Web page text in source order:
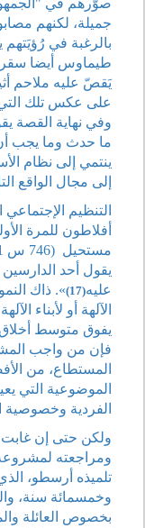
صوّرهم في
جميلة، لكنهم
بالرغبة في
طيماوس أيضا
يَقصّ عليه ملاحم
وفي نهاية القصة
ما حدث وما يجب
ينتمي إلى نظام
إلى مجال الواقع التاريخي
التنظيم
أفلاطون للمرة
مستحيل
يقول أحد
عليه(17)
». ذاك
يفوق متوسط أخلاق
فإن من واجب
المستطاع، من
الموضوعية التي
الفردية وخصوصية
ولكن حتى إن غابت
ومراجعته لمشروعه
تلميذه أرسطو،
وخمسمائة سنة،
بخصوص العائلة